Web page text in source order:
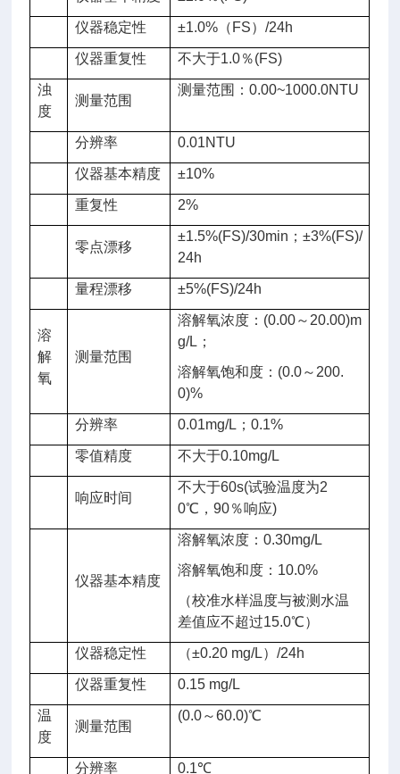
仪器稳定性 ±1.0%（FS）/24h
仪器重复性 不大于1.0％(FS)
浊
度
测量范围
测量范围：0.00~1000.0NTU
分辨率 0.01NTU
仪器基本精度 ±10%
重复性 2%
零点漂移
±1.5%(FS)/30min；±3%(FS)/
24h
量程漂移 ±5%(FS)/24h
溶
解
氧
测量范围
溶解氧浓度：(0.00～20.00)m
g/L；
溶解氧饱和度：(0.0～200.
0)%
分辨率 0.01mg/L；0.1%
零值精度 不大于0.10mg/L
响应时间
不大于60s(试验温度为2
0℃，90％响应)
仪器基本精度
溶解氧浓度：0.30mg/L
溶解氧饱和度：10.0%
（校准水样温度与被测水温
差值应不超过15.0℃）
仪器稳定性 （±0.20 mg/L）/24h
仪器重复性 0.15 mg/L
温
度
测量范围
(0.0～60.0)℃
分辨率 0.1℃